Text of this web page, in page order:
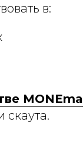
в:
MONEma
скаута.